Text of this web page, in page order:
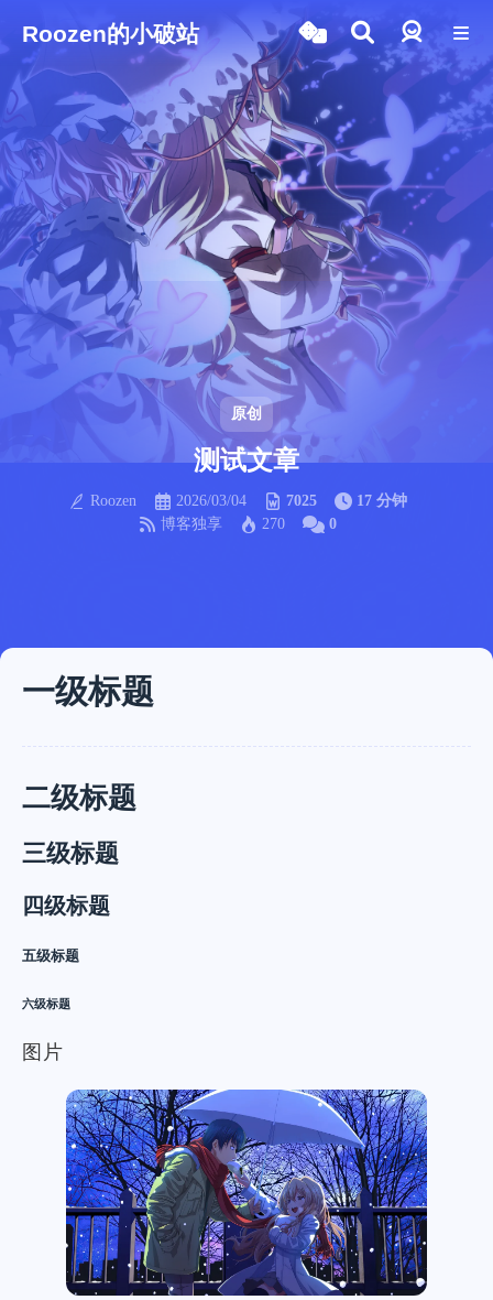
Roozen的小破站
登录
原创
测试文章
Roozen 2026/03/04 7025
17 分钟
博客独享
270 0
一级标题
二级标题
三级标题
四级标题
五级标题
六级标题
图片